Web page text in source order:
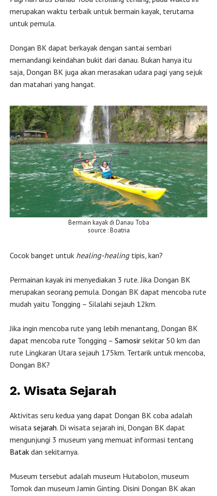
merupakan waktu terbaik untuk bermain kayak, terutama
untuk pemula.
Dongan BK dapat berkayak dengan santai sembari
memandangi keindahan bukit dari danau. Bukan hanya itu
saja, Dongan BK juga akan merasakan udara pagi yang sejuk
dan matahari yang hangat.
Bermain kayak di Danau Toba
source : Boatria
Cocok banget untuk healing-healing tipis, kan?
Permainan kayak ini menyediakan 3 rute. Jika Dongan BK
merupakan seorang pemula. Dongan BK dapat mencoba rute
mudah yaitu Tongging – Silalahi sejauh 12km.
Jika ingin mencoba rute yang lebih menantang, Dongan BK
dapat mencoba rute Tongging – Samosir sekitar 50 km dan
rute Lingkaran Utara sejauh 175km. Tertarik untuk mencoba,
Dongan BK?
2. Wisata Sejarah
Aktivitas seru kedua yang dapat Dongan BK coba adalah
wisata sejarah. Di wisata sejarah ini, Dongan BK dapat
mengunjungi 3 museum yang memuat informasi tentang
Batak dan sekitarnya.
Museum tersebut adalah museum Hutabolon, museum
Tomok dan museum Jamin Ginting. Disini Dongan BK akan